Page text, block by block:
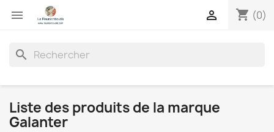
 shopping_cart (0)

search
Liste des produits de la marque
Galanter